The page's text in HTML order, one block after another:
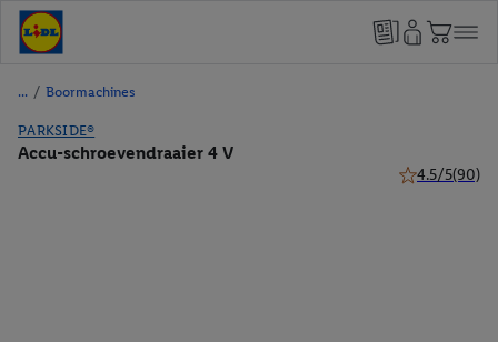
/ Boormachines
PARKSIDE®
Accu-schroevendraaier 4 V
4.5/5(90)